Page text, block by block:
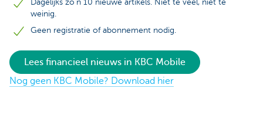
Dagelijks zo'n 10 nieuwe artikels. Niet te veel, niet te
weinig.
Geen registratie of abonnement nodig.
Lees financieel nieuws in KBC Mobile
Nog geen KBC Mobile? Download hier